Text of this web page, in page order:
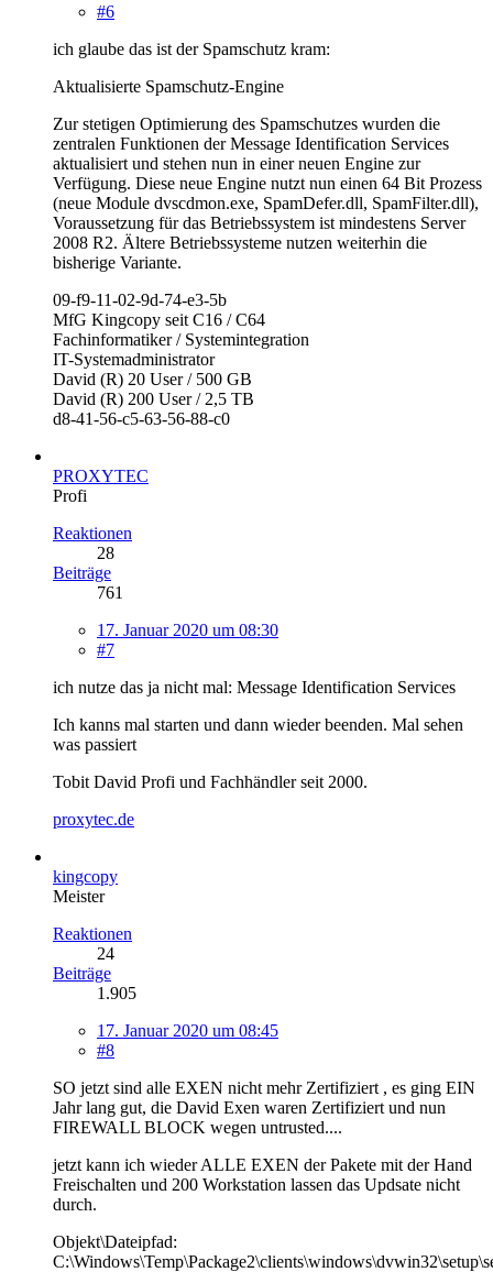
#6
ich glaube das ist der Spamschutz kram:
Aktualisierte Spamschutz-Engine
Zur stetigen Optimierung des Spamschutzes wurden die
zentralen Funktionen der Message Identification Services
aktualisiert und stehen nun in einer neuen Engine zur
Verfügung. Diese neue Engine nutzt nun einen 64 Bit Prozess
(neue Module dvscdmon.exe, SpamDefer.dll, SpamFilter.dll),
Voraussetzung für das Betriebssystem ist mindestens Server
2008 R2. Ältere Betriebssysteme nutzen weiterhin die
bisherige Variante.
09-f9-11-02-9d-74-e3-5b
MfG Kingcopy seit C16 / C64
Fachinformatiker / Systemintegration
IT-Systemadministrator
David (R) 20 User / 500 GB
David (R) 200 User / 2,5 TB
d8-41-56-c5-63-56-88-c0
PROXYTEC
Profi
Reaktionen
28
Beiträge
761
17. Januar 2020 um 08:30
#7
ich nutze das ja nicht mal: Message Identification Services
Ich kanns mal starten und dann wieder beenden. Mal sehen
was passiert
Tobit David Profi und Fachhändler seit 2000.
proxytec.de
kingcopy
Meister
Reaktionen
24
Beiträge
1.905
17. Januar 2020 um 08:45
#8
SO jetzt sind alle EXEN nicht mehr Zertifiziert , es ging EIN
Jahr lang gut, die David Exen waren Zertifiziert und nun
FIREWALL BLOCK wegen untrusted....
jetzt kann ich wieder ALLE EXEN der Pakete mit der Hand
Freischalten und 200 Workstation lassen das Updsate nicht
durch.
Objekt\Dateipfad: